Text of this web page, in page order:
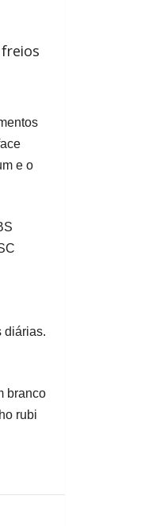
e o
diárias.
branco
rubi